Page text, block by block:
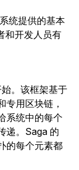
统提供的基本
和开发人员有
。该框架基于
专用区块链，
系统中的每个
递。Saga 的
的每个元素都